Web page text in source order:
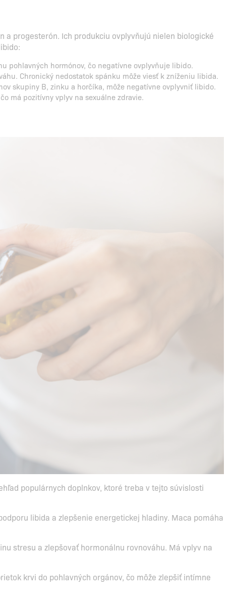
a progesterón. Ich produkciu ovplyvňujú nielen biologické
pohlavných hormónov, čo negatívne ovplyvňuje libido.
Chronický nedostatok spánku môže viesť k zníženiu libida.
skupiny B, zinku a horčíka, môže negatívne ovplyvniť libido.
má pozitívny vplyv na sexuálne zdravie.
populárnych doplnkov, ktoré treba v tejto súvislosti
libida a zlepšenie energetickej hladiny. Maca pomáha
stresu a zlepšovať hormonálnu rovnováhu. Má vplyv na
krvi do pohlavných orgánov, čo môže zlepšiť intímne